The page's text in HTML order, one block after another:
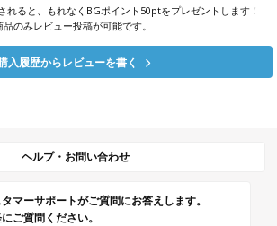
れると、もれなくBGポイント50ptをプレゼントします！
のみレビュー投稿が可能です。
入履歴からレビューを書く
ヘルプ・お問い合わせ
マーサポートがご質問にお答えします。
ご質問ください。